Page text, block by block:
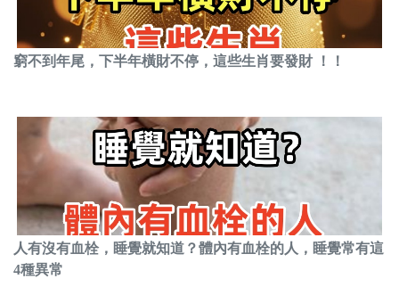
窮不到年尾，下半年橫財不停，這些生肖要發財 ！！
人有沒有血栓，睡覺就知道？體內有血栓的人，睡覺常有這
4種異常